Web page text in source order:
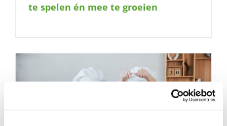
te spelen én mee te groeien